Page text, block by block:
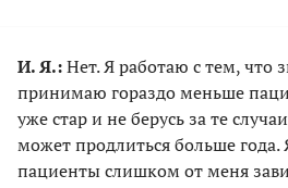
И. Я.:Нет. Я работаю с тем, что
принимаю гораздо меньше
уже стар и не берусь за те
может продлиться больше года.
пациенты слишком от меня